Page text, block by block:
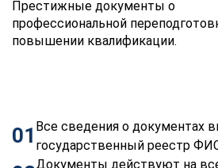
Престижные документы о
профессиональной
повышении квалификации.
01 Все сведения о документах
государственный реестр
Документы действуют на